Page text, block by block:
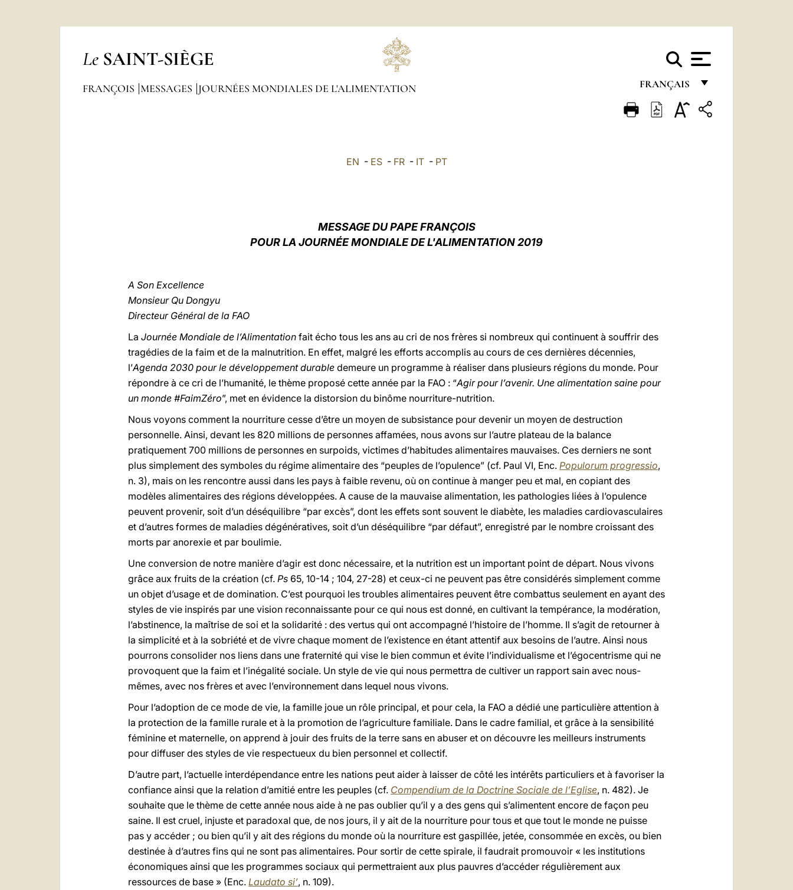
Le SAINT-SIÈGE
FRANÇAIS
FRANÇAIS
FRANÇOIS MESSAGES JOURNÉES MONDIALES DE L'ALIMENTATION
EN - ES- FR- IT- PT
MESSAGE DU PAPE FRANÇOIS
POUR LA JOURNÉE MONDIALE DE L'ALIMENTATION 2019
A Son Excellence
Monsieur Qu Dongyu
Directeur Général de la FAO
La Journée Mondiale de l’Alimentation fait écho tous les ans au cri de nos frères si nombreux qui continuent à souffrir des
tragédies de la faim et de la malnutrition. En effet, malgré les efforts accomplis au cours de ces dernières décennies,
l’Agenda 2030 pour le développement durable demeure un programme à réaliser dans plusieurs régions du monde. Pour
répondre à ce cri de l’humanité, le thème proposé cette année par la FAO : “Agir pour l’avenir. Une alimentation saine pour
un monde #FaimZéro”, met en évidence la distorsion du binôme nourriture-nutrition.
Nous voyons comment la nourriture cesse d’être un moyen de subsistance pour devenir un moyen de destruction
personnelle. Ainsi, devant les 820 millions de personnes affamées, nous avons sur l’autre plateau de la balance
pratiquement 700 millions de personnes en surpoids, victimes d’habitudes alimentaires mauvaises. Ces derniers ne sont
plus simplement des symboles du régime alimentaire des “peuples de l’opulence” (cf. Paul VI, Enc. Populorum progressio,
n. 3), mais on les rencontre aussi dans les pays à faible revenu, où on continue à manger peu et mal, en copiant des
modèles alimentaires des régions développées. A cause de la mauvaise alimentation, les pathologies liées à l’opulence
peuvent provenir, soit d’un déséquilibre “par excès”, dont les effets sont souvent le diabète, les maladies cardiovasculaires
et d’autres formes de maladies dégénératives, soit d’un déséquilibre “par défaut”, enregistré par le nombre croissant des
morts par anorexie et par boulimie.
Une conversion de notre manière d’agir est donc nécessaire, et la nutrition est un important point de départ. Nous vivons
grâce aux fruits de la création (cf. Ps 65, 10-14 ; 104, 27-28) et ceux-ci ne peuvent pas être considérés simplement comme
un objet d’usage et de domination. C’est pourquoi les troubles alimentaires peuvent être combattus seulement en ayant des
styles de vie inspirés par une vision reconnaissante pour ce qui nous est donné, en cultivant la tempérance, la modération,
l’abstinence, la maîtrise de soi et la solidarité : des vertus qui ont accompagné l’histoire de l’homme. Il s’agit de retourner à
la simplicité et à la sobriété et de vivre chaque moment de l’existence en étant attentif aux besoins de l’autre. Ainsi nous
pourrons consolider nos liens dans une fraternité qui vise le bien commun et évite l’individualisme et l’égocentrisme qui ne
provoquent que la faim et l’inégalité sociale. Un style de vie qui nous permettra de cultiver un rapport sain avec nous-
mêmes, avec nos frères et avec l’environnement dans lequel nous vivons.
Pour l’adoption de ce mode de vie, la famille joue un rôle principal, et pour cela, la FAO a dédié une particulière attention à
la protection de la famille rurale et à la promotion de l’agriculture familiale. Dans le cadre familial, et grâce à la sensibilité
féminine et maternelle, on apprend à jouir des fruits de la terre sans en abuser et on découvre les meilleurs instruments
pour diffuser des styles de vie respectueux du bien personnel et collectif.
D’autre part, l’actuelle interdépendance entre les nations peut aider à laisser de côté les intérêts particuliers et à favoriser la
confiance ainsi que la relation d’amitié entre les peuples (cf. Compendium de la Doctrine Sociale de l’Eglise, n. 482). Je
souhaite que le thème de cette année nous aide à ne pas oublier qu’il y a des gens qui s’alimentent encore de façon peu
saine. Il est cruel, injuste et paradoxal que, de nos jours, il y ait de la nourriture pour tous et que tout le monde ne puisse
pas y accéder ; ou bien qu’il y ait des régions du monde où la nourriture est gaspillée, jetée, consommée en excès, ou bien
destinée à d’autres fins qui ne sont pas alimentaires. Pour sortir de cette spirale, il faudrait promouvoir « les institutions
économiques ainsi que les programmes sociaux qui permettraient aux plus pauvres d’accéder régulièrement aux
ressources de base » (Enc. Laudato si’, n. 109).